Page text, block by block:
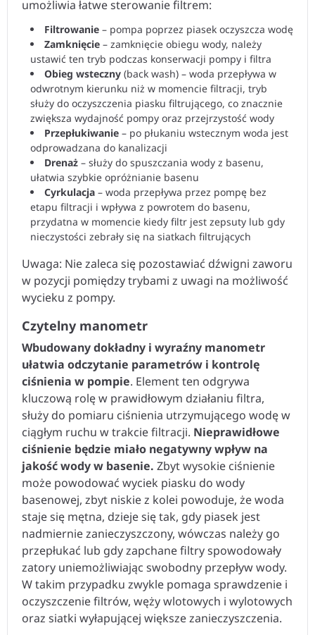
umożliwia łatwe sterowanie filtrem:
Filtrowanie – pompa poprzez piasek oczyszcza wodę
Zamknięcie – zamknięcie obiegu wody, należy
ustawić ten tryb podczas konserwacji pompy i filtra
Obieg wsteczny (back wash) – woda przepływa w
odwrotnym kierunku niż w momencie filtracji, tryb
służy do oczyszczenia piasku filtrującego, co znacznie
zwiększa wydajność pompy oraz przejrzystość wody
Przepłukiwanie – po płukaniu wstecznym woda jest
odprowadzana do kanalizacji
Drenaż – służy do spuszczania wody z basenu,
ułatwia szybkie opróżnianie basenu
Cyrkulacja – woda przepływa przez pompę bez
etapu filtracji i wpływa z powrotem do basenu,
przydatna w momencie kiedy filtr jest zepsuty lub gdy
nieczystości zebrały się na siatkach filtrujących
Uwaga: Nie zaleca się pozostawiać dźwigni zaworu
w pozycji pomiędzy trybami z uwagi na możliwość
wycieku z pompy.
Czytelny manometr
Wbudowany dokładny i wyraźny manometr
ułatwia odczytanie parametrów i kontrolę
ciśnienia w pompie. Element ten odgrywa
kluczową rolę w prawidłowym działaniu filtra,
służy do pomiaru ciśnienia utrzymującego wodę w
ciągłym ruchu w trakcie filtracji. Nieprawidłowe
ciśnienie będzie miało negatywny wpływ na
jakość wody w basenie. Zbyt wysokie ciśnienie
może powodować wyciek piasku do wody
basenowej, zbyt niskie z kolei powoduje, że woda
staje się mętna, dzieje się tak, gdy piasek jest
nadmiernie zanieczyszczony, wówczas należy go
przepłukać lub gdy zapchane filtry spowodowały
zatory uniemożliwiając swobodny przepływ wody.
W takim przypadku zwykle pomaga sprawdzenie i
oczyszczenie filtrów, węży wlotowych i wylotowych
oraz siatki wyłapującej większe zanieczyszczenia.